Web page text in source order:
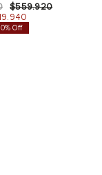
$559.920
.940
Off